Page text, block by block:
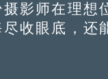
影师在理想
收眼底，还